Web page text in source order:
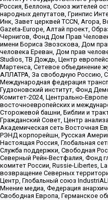
Россия, Беллона, Союз жителей
народных депутатов, Гринпис
Инк, Завет церквей TCCN, Агора,
Gazeta-Europe, Алтай проект,
Чернигов, Фонд Дом Прав
имени Бориса Звозскова, Дом
человека Ереван, Дом прав
Studios, ТВ Дождь, Центр
Мартенса, Сетевое объединение
АЛЛАТРА, За свободную Россию,
Международная федерация
Гудзоновский институт, Фонд
Комитет-2024, Центрально-
восточноевропейских и
Сторожевой башни, Библии и
Гражданский Совет, Центр
Академическая сеть Восточная
РЭНД корпорейшн, Русская
Настоящая Россия, Глобальная
Служба поддержки, Свободная
Северный Рейн-Вестфалия, Фонд
комитет России, Russie-Libertes,
возвращение Северных
Центр, Глобальный союз
Мнение медиа, Федерация
Свободная Европа, Германское